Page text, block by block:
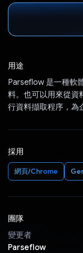
用途
Parseflow 是一種軟
料。也可以用來從資
行資料擷取程序，為
採用
網頁/Chrome
團隊
變更者
Parseflow